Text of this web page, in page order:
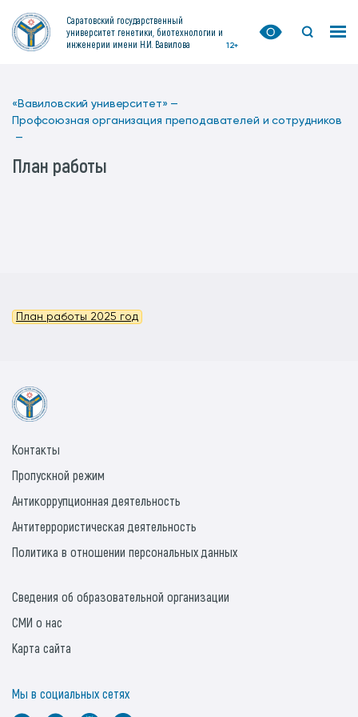
Саратовский государственный
университет генетики, биотехнологии и
инженерии имени Н.И. Вавилова
12+
«Вавиловский университет» —
Профсоюзная организация преподавателей и сотрудников
—
План работы
План работы 2025 год
Контакты
Пропускной режим
Антикоррупционная деятельность
Антитеррористическая деятельность
Политика в отношении персональных данных
Сведения об образовательной организации
СМИ о нас
Карта сайта
Мы в социальных сетях